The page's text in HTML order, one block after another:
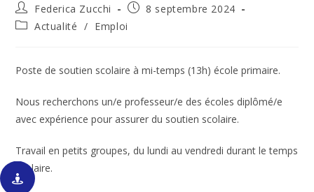
Auteur/autrice
de
la
Federica Zucchi
Publication
publiée :
8 septembre 2024
PostActualité / Emploi
Poste de soutien scolaire à mi-temps (13h) école primaire.
Nous recherchons un/e professeur/e des écoles diplômé/e
avec expérience pour assurer du soutien scolaire.
Travail en petits groupes, du lundi au vendredi durant le temps
scolaire.